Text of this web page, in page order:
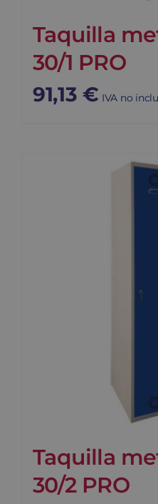
Taquilla
30/1 PRO
91,13 € IVA no
Taquilla
30/2 PRO